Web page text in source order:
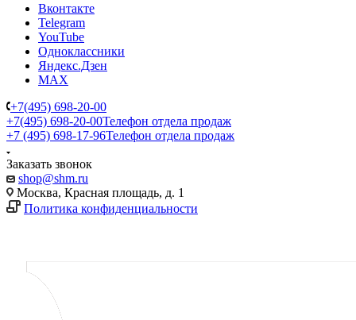
Вконтакте
Telegram
YouTube
Одноклассники
Яндекс.Дзен
MAX
+7(495) 698-20-00
+7(495) 698-20-00Телефон отдела продаж
+7 (495) 698-17-96Телефон отдела продаж
Заказать звонок
shop@shm.ru
Москва, Красная площадь, д. 1
Политика конфиденциальности